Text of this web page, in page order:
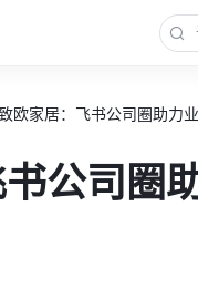
欧家居：飞书公司圈助力
公司圈